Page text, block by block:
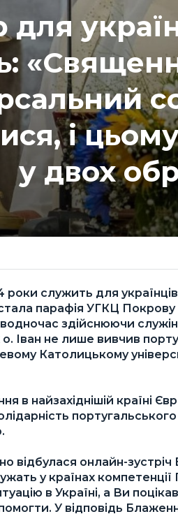
і
у двох
служить для
парафія УГКЦ
здійснюючи
Іван не лише вивчив
Католицькому
в найзахіднішій країні
відбулася онлайн-
у країнах
в Україні, а Ви
У відповідь